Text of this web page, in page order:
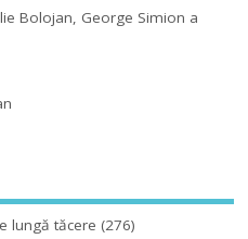
Bolojan, George Simion a
lungă tăcere (276)